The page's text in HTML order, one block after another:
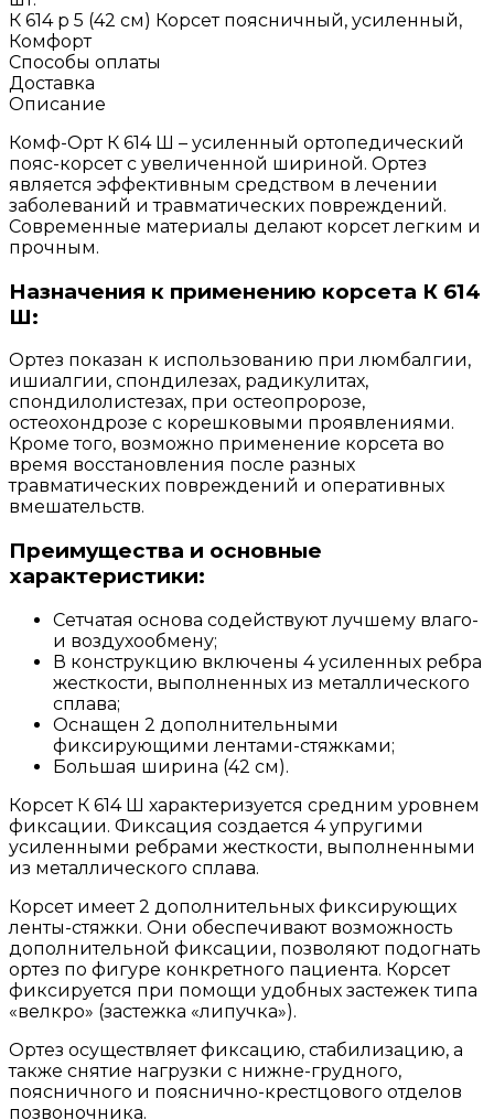
К 614 р 5 (42 см) Корсет поясничный, усиленный,
Комфорт
Способы оплаты
Доставка
Описание
Комф-Орт К 614 Ш – усиленный ортопедический
пояс-корсет с увеличенной шириной. Ортез
является эффективным средством в лечении
заболеваний и травматических повреждений.
Современные материалы делают корсет легким и
прочным.
Назначения к применению корсета К 614
Ш:
Ортез показан к использованию при люмбалгии,
ишиалгии, спондилезах, радикулитах,
спондилолистезах, при остеопророзе,
остеохондрозе с корешковыми проявлениями.
Кроме того, возможно применение корсета во
время восстановления после разных
травматических повреждений и оперативных
вмешательств.
Преимущества и основные
характеристики:
Сетчатая основа содействуют лучшему влаго-
и воздухообмену;
В конструкцию включены 4 усиленных ребра
жесткости, выполненных из металлического
сплава;
Оснащен 2 дополнительными
фиксирующими лентами-стяжками;
Большая ширина (42 см).
Корсет К 614 Ш характеризуется средним уровнем
фиксации. Фиксация создается 4 упругими
усиленными ребрами жесткости, выполненными
из металлического сплава.
Корсет имеет 2 дополнительных фиксирующих
ленты-стяжки. Они обеспечивают возможность
дополнительной фиксации, позволяют подогнать
ортез по фигуре конкретного пациента. Корсет
фиксируется при помощи удобных застежек типа
«велкро» (застежка «липучка»).
Ортез осуществляет фиксацию, стабилизацию, а
также снятие нагрузки с нижне-грудного,
поясничного и пояснично-крестцового отделов
позвоночника.